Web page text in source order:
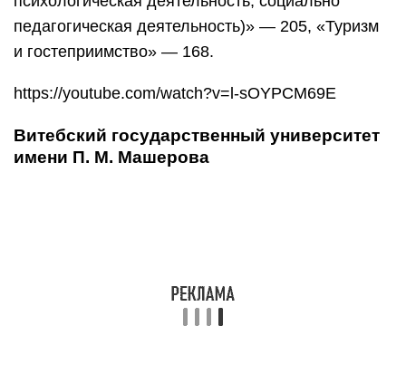
и хореография» (237) и «Компьютерная
безопасность (радиофизические методы
и программно-технические средства)» (244).
Гомельский государственный университет
имени Франциска Скорины
В ГГУ имени Франциска Скорины 13
деятельность)» (175), «Геоэкология» (196)